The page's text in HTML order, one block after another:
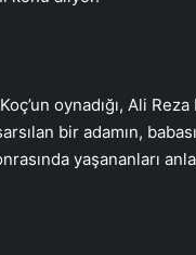
oynadığı, Ali
bir adamın,
yaşananları